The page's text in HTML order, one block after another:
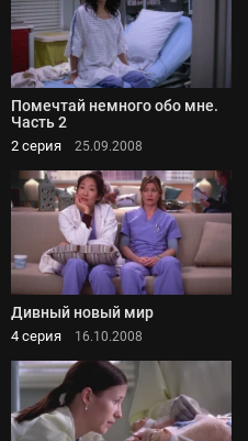
Помечтай немного обо мне.
Часть 2
2 серия 25.09.2008
Дивный новый мир
4 серия 16.10.2008